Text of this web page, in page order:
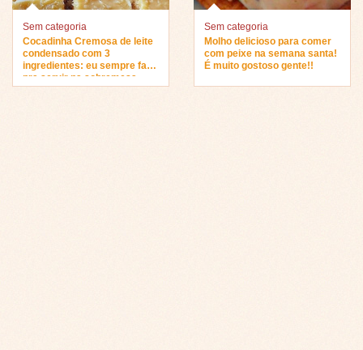
Sem categoria
Cocadinha Cremosa de leite
condensado com 3
ingredientes: eu sempre faço
pra servir na sobremesa…
Sem categoria
Molho delicioso para comer
com peixe na semana santa!
É muito gostoso gente!!